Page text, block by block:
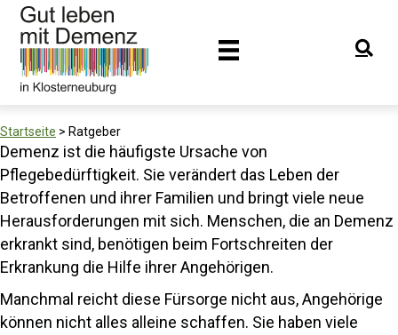
Startseite > Ratgeber
Demenz ist die häufigste Ursache von
Pflegebedürftigkeit. Sie verändert das Leben der
Betroffenen und ihrer Familien und bringt viele neue
Herausforderungen mit sich. Menschen, die an Demenz
erkrankt sind, benötigen beim Fortschreiten der
Erkrankung die Hilfe ihrer Angehörigen.
Manchmal reicht diese Fürsorge nicht aus, Angehörige
können nicht alles alleine schaffen. Sie haben viele